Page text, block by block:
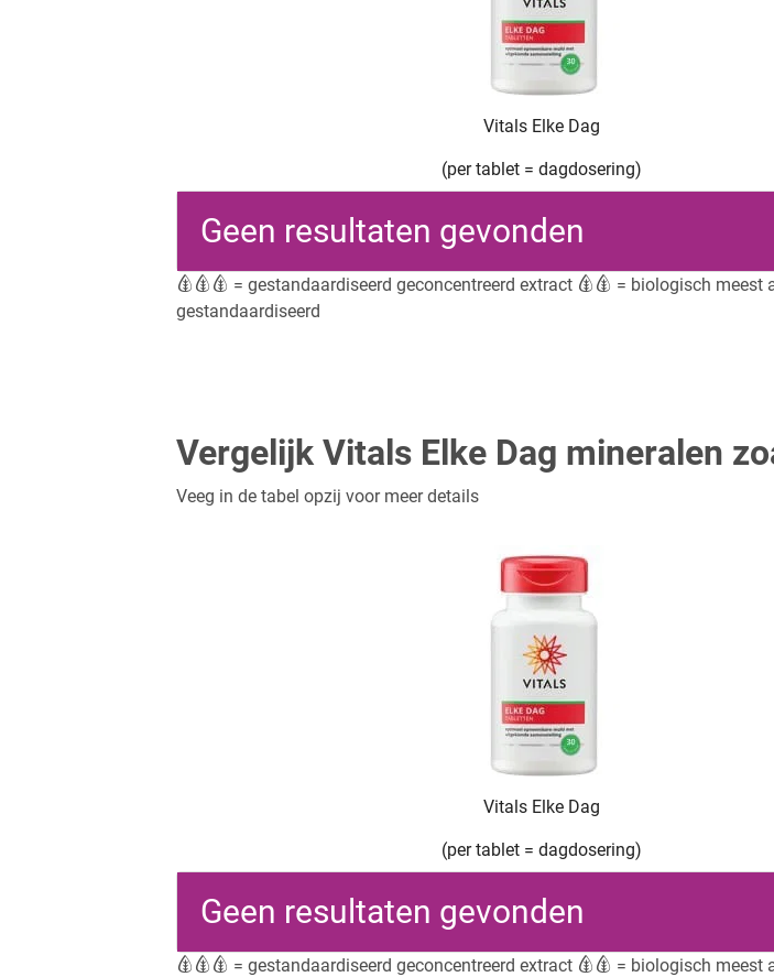
Vitals Elke Dag
(per tablet = dagdosering)
Geen resultaten gevonden
= gestandaardiseerd geconcentreerd extract = biologisch meest
gestandaardiseerd
Vergelijk Vitals Elke Dag mineralen
Veeg in de tabel opzij voor meer details
Vitals Elke Dag
(per tablet = dagdosering)
Geen resultaten gevonden
= gestandaardiseerd geconcentreerd extract = biologisch meest